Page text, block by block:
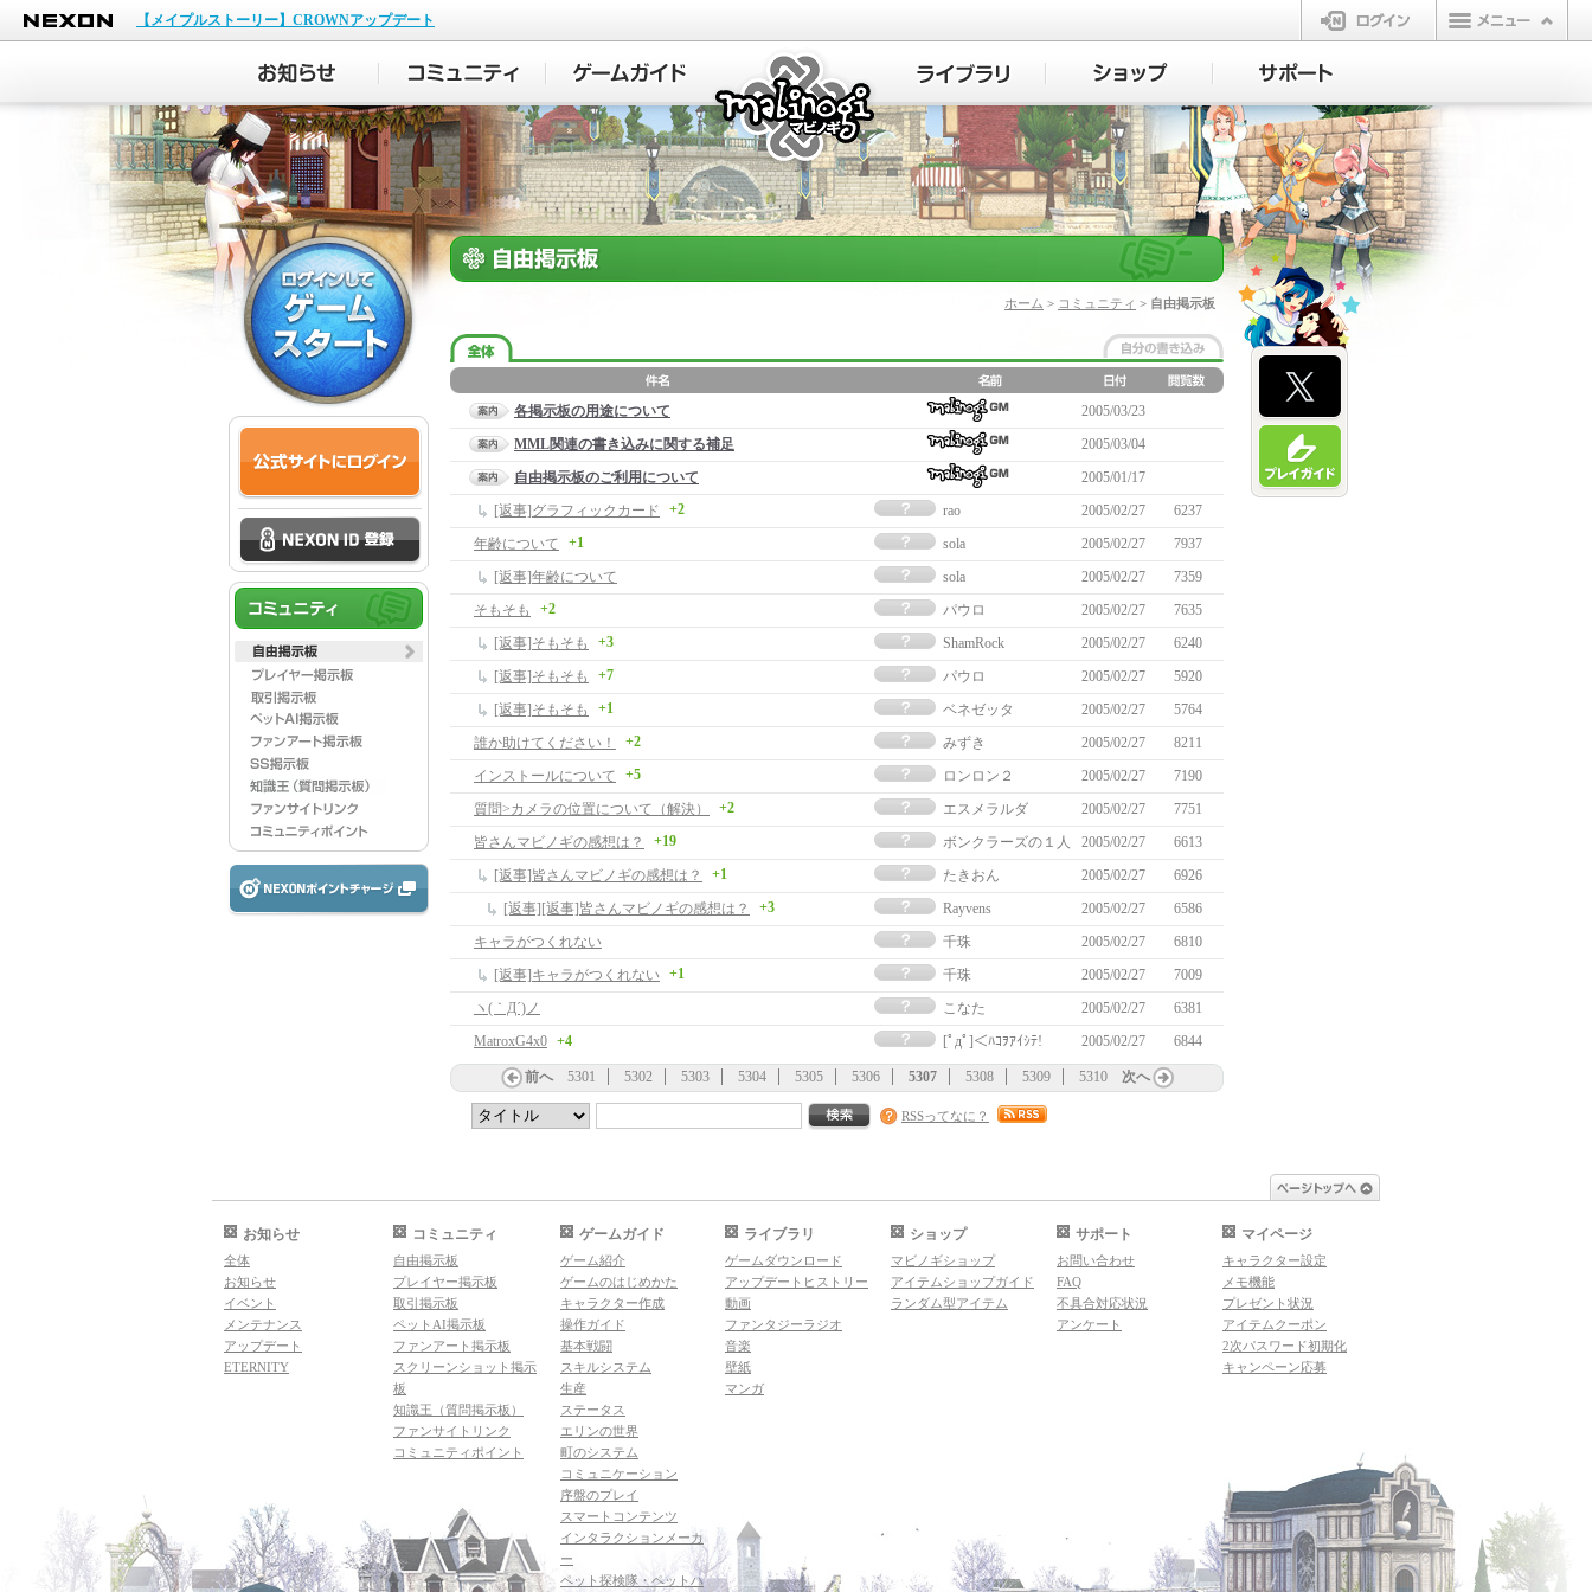
NEXON
【メイプルストーリー】CROWNアップデート
ログイン
マビノギ
ホーム > コミュニティ > 自由掲示板
各掲示板の用途について
2005/03/23
MML関連の書き込みに関する補足
2005/03/04
自由掲示板のご利用について
2005/01/17
[返事]グラフィックカード
+2 rao 2005/02/27
6237
年齢について
+1 sola 2005/02/27
7937
[返事]年齢について
sola 2005/02/27
7359
そもそも
+2 パウロ 2005/02/27
7635
[返事]そもそも
+3 ShamRock 2005/02/27
6240
[返事]そもそも
+7 パウロ 2005/02/27
5920
[返事]そもそも
+1 ベネゼッタ 2005/02/27
5764
誰か助けてください！
+2 みずき 2005/02/27
8211
インストールについて
+5 ロンロン２ 2005/02/27
7190
質問>カメラの位置について（解決）
+2 エスメラルダ 2005/02/27
7751
皆さんマビノギの感想は？
+19 ボンクラーズの１人 2005/02/27
6613
[返事]皆さんマビノギの感想は？
+1 たきおん 2005/02/27
6926
[返事][返事]皆さんマビノギの感想は？
+3 Rayvens 2005/02/27
6586
キャラがつくれない
千珠 2005/02/27
6810
[返事]キャラがつくれない +1 千珠 2005/02/27
7009
ヽ(｀Д´)ノ
こなた 2005/02/27
6381
MatroxG4x0 +4 [ﾟдﾟ]＜ﾊｺｦｱｲｼﾃ! 2005/02/27 6844
前へ 5301 5302 5303 5304 5305 5306 5307 5308 5309 5310 次へ
RSSってなに？
お知らせ
全体
お知らせ
イベント
メンテナンス
アップデート
ETERNITY
コミュニティ
自由掲示板
プレイヤー掲示板
取引掲示板
ペットAI掲示板
ファンアート掲示板
スクリーンショット掲示
板
知識王（質問掲示板）
ファンサイトリンク
コミュニティポイント
ゲームガイド
ゲーム紹介
ゲームのはじめかた
キャラクター作成
操作ガイド
基本戦闘
スキルシステム
生産
ステータス
エリンの世界
町のシステム
コミュニケーション
序盤のプレイ
スマートコンテンツ
インタラクションメーカ
ー
ペット探検隊・ペットハ
ライブラリ
ゲームダウンロード
アップデートヒストリー
動画
ファンタジーラジオ
音楽
壁紙
マンガ
ショップ
マビノギショップ
アイテムショップガイド
ランダム型アイテム
サポート
お問い合わせ
FAQ
不具合対応状況
アンケート
マイページ
キャラクター設定
メモ機能
プレゼント状況
アイテムクーポン
2次パスワード初期化
キャンペーン応募